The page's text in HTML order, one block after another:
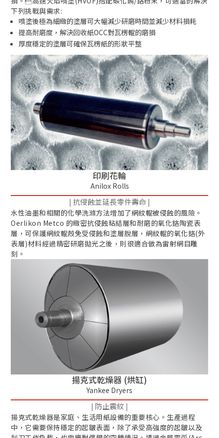
下列挑戰與需求:
噴塗後極為細緻的塗層可大幅減少研磨時間並減少材料損耗
提高耐磨度，解決回收紙OCC對瓦楞輥的磨損
厚度穩定的塗層可確保瓦楞紙的形狀平整
印刷花輪
Anilox Rolls
| 抗侵蝕並延長零件壽命 |
水性油墨和相關的化學洗滌方法增加了網紋輥被侵蝕的風險。
Oerlikon Metco 的緻密抗侵蝕粘結層和耐磨的氧化鉻陶瓷表
層，可保護網紋輥殼免受侵蝕和塗層脫層，網紋輥的氧化鉻(外
表層)材料經過精密研磨拋光之後，則很適合做為雷射網目雕
刻。
揚克式乾燥器 (烘缸)
Yankee Dryers
| 防止震紋 |
揚克式乾燥器是家庭、生活用紙設備的重要核心。生產過程
中，它需要保持穩定的起皺表面，除了承受高強度的起皺以及